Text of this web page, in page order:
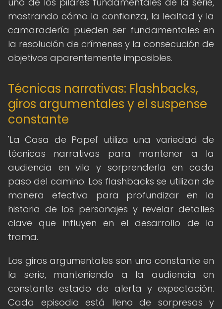
mostrando cómo la confianza, la lealtad y la
camaradería pueden ser fundamentales en
la resolución de crímenes y la consecución de
objetivos aparentemente imposibles.
Técnicas narrativas: Flashbacks,
giros argumentales y el suspense
constante
'La Casa de Papel' utiliza una variedad de
técnicas narrativas para mantener a la
audiencia en vilo y sorprenderla en cada
paso del camino. Los flashbacks se utilizan de
manera efectiva para profundizar en la
historia de los personajes y revelar detalles
clave que influyen en el desarrollo de la
trama.
Los giros argumentales son una constante en
la serie, manteniendo a la audiencia en
constante estado de alerta y expectación.
Cada episodio está lleno de sorpresas y